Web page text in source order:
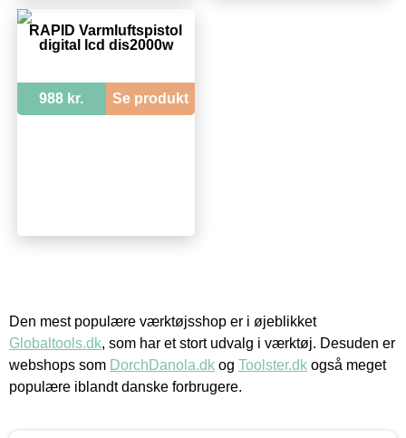
RAPID Varmluftspistol
digital lcd dis2000w
988 kr. Se produkt
Den mest populære værktøjsshop er i øjeblikket
Globaltools.dk, som har et stort udvalg i værktøj. Desuden er
webshops som DorchDanola.dk og Toolster.dk også meget
populære iblandt danske forbrugere.